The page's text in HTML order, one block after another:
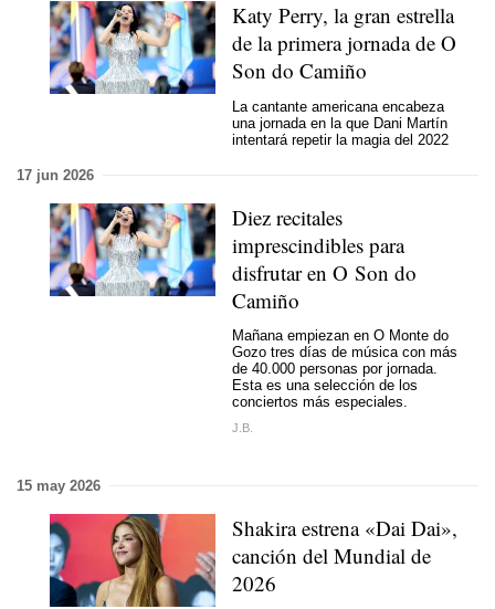
Katy Perry, la gran estrella
de la primera jornada de O
Son do Camiño
La cantante americana encabeza
una jornada en la que Dani Martín
intentará repetir la magia del 2022
17 jun 2026
Diez recitales
imprescindibles para
disfrutar en O Son do
Camiño
Mañana empiezan en O Monte do
Gozo tres días de música con más
de 40.000 personas por jornada.
Esta es una selección de los
conciertos más especiales.
J.B.
15 may 2026
Shakira estrena «Dai Dai»,
canción del Mundial de
2026